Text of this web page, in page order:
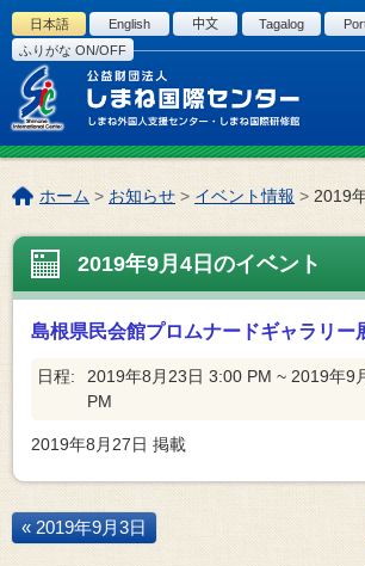
このページの本文へ
日本語 English 中文 Tagalog
ふりがな ON/OFF
こ
の
ペ
ジ
ホーム> お知らせ> イベント情報 >2019
2019年9月4日のイベント
島根県民会館プロムナードギャラリー
日程:
2019年8月23日 3:00 PM ~ 2019年9
PM
2019年8月27日 掲載
« 2019年9月3日